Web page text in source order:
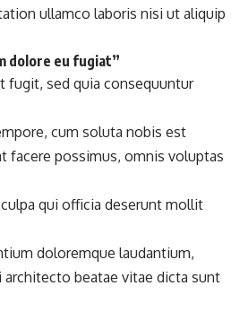
ullamco laboris nisi ut aliquip
dolore eu fugiat”
fugit, sed quia consequuntur
cum soluta nobis est
facere possimus, omnis voluptas
qui officia deserunt mollit
doloremque laudantium,
beatae vitae dicta sunt